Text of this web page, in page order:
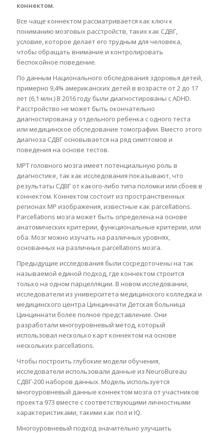
коннектом.
Все чаще коннектом рассматривается как ключ к
пониманию мозговых расстройств, таких как СДВГ,
условие, которое делает его трудным для человека,
чтобы обращать внимание и контролировать
беспокойное поведение.
По данным Национального обследования здоровья детей,
примерно 9,4% американских детей в возрасте от 2 до 17
лет (6,1 млн.) В 2016 году были диагностированы с ADHD.
Расстройство не может быть окончательно
диагностирована у отдельного ребенка с одного теста
или медицинское обследование томографии. Вместо этого
диагноза СДВГ основывается на ряд симптомов и
поведения на основе тестов.
МРТ головного мозга имеет потенциальную роль в
диагностике, так как исследования показывают, что
результаты СДВГ от какого-либо типа поломки или сбоев в
коннектом. Коннектом состоит из пространственных
регионах МР изображения, известные как parcellations.
Parcellations мозга может быть определена на основе
анатомических критерии, функциональные критерии, или
оба. Мозг можно изучать на различных уровнях,
основанных на различных parcellations мозга.
Предыдущие исследования были сосредоточены на так
называемой единой подход, где коннектом строится
только на одном парцелляции. В новом исследовании,
исследователи из университета медицинского колледжа и
медицинского центра Цинциннати Детская больница
Цинциннати более полное представление. Они
разработали многоуровневый метод, который
использовал несколько карт коннектом на основе
нескольких parcellations.
Чтобы построить глубокие модели обучения,
исследователи использовали данные из NeuroBureau
СДВГ-200 наборов данных. Модель используется
многоуровневый данные коннектом мозга от участников
проекта 973 вместе с соответствующими личностными
характеристиками, такими как пол и IQ.
Многоуровневый подход значительно улучшить